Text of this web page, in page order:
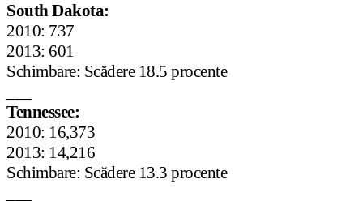
South Dakota:
2010: 737
2013: 601
Schimbare: Scădere 18.5 procente
Tennessee:
2010: 16,373
2013: 14,216
Schimbare: Scădere 13.3 procente